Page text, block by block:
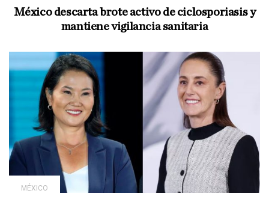
México descarta brote activo de ciclosporiasis y
mantiene vigilancia sanitaria
MÉXICO